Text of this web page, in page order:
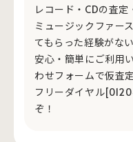
レコード・CDの査定
ミュージックファー
てもらった経験がな
安心・簡単にご利用
わせフォームで仮査
フリーダイヤル
ぞ！